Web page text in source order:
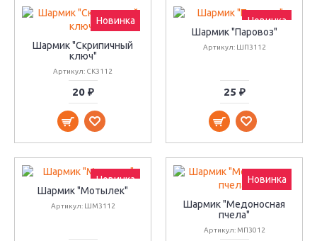
Новинка
Шармик "Скрипичный
ключ"
Артикул: СК3112
20 ₽
Новинка
Шармик "Паровоз"
Артикул: ШП3112
25 ₽
Новинка
Шармик "Мотылек"
Артикул: ШМ3112
Новинка
Шармик "Медоносная
пчела"
Артикул: МП3012